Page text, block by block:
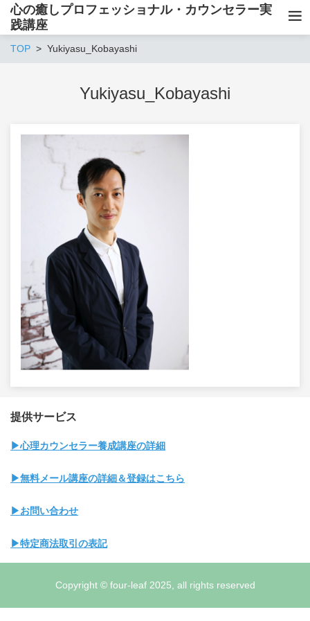
心の癒しプロフェッショナル・カウンセラー実
践講座
TOP Yukiyasu_Kobayashi
Yukiyasu_Kobayashi
提供サービス
▶心理カウンセラー養成講座の詳細
▶無料メール講座の詳細＆登録はこちら
▶お問い合わせ
▶特定商法取引の表記
Copyright © four-leaf 2025, all rights reserved